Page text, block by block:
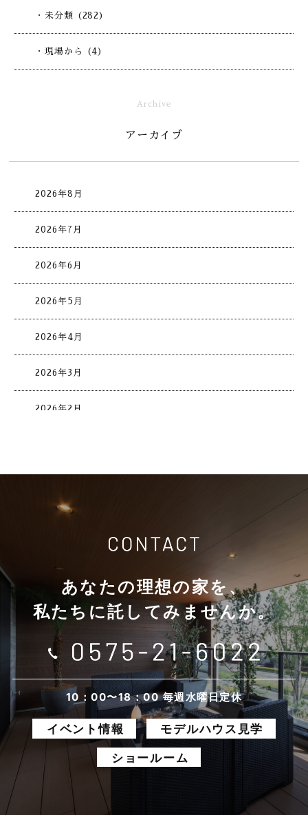
・未分類 (282)
・現場から (4)
Archive
アーカイブ
2026年8月
2026年7月
2026年6月
2026年5月
2026年4月
2026年3月
2026年2月
2025年11月
2025年9月
2025年8月
2025年7月
2025年6月
2025年5月
2025年4月
あなたの理想の家を、
私たちに託してみませんか。
10：00〜18：00 毎週水曜日定休
イベント情報
モデルハウス見学
ショールーム